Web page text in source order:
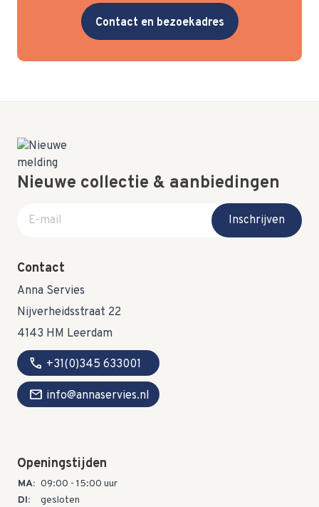
Contact en bezoekadres
Nieuwe collectie & aanbiedingen
E-mail adres
Inschrijven
Contact
Anna Servies
Nijverheidsstraat 22
4143 HM Leerdam
call +31(0)345 633001
mail info@annaservies.nl
Openingstijden
MA: 09:00 - 15:00 uur
DI:
gesloten